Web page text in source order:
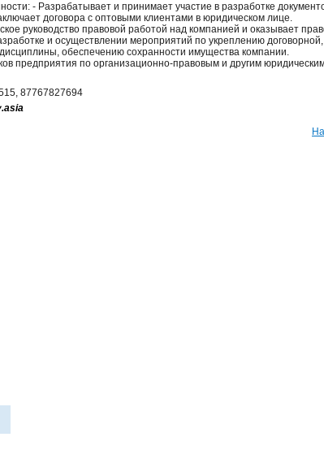
- Разрабатывает и принимает участие в разработке
договора с оптовыми клиентами в юридическом лице.
руководство правовой работой над компанией и оказывает
и осуществлении мероприятий по укреплению договорной,
обеспечению сохранности имущества компании.
предприятия по организационно-правовым и другим
87767827694